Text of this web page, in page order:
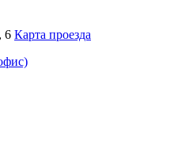
6 Карта проезда